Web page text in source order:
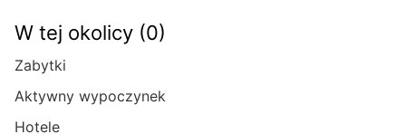
W tej okolicy (0)
Zabytki
Aktywny wypoczynek
Hotele